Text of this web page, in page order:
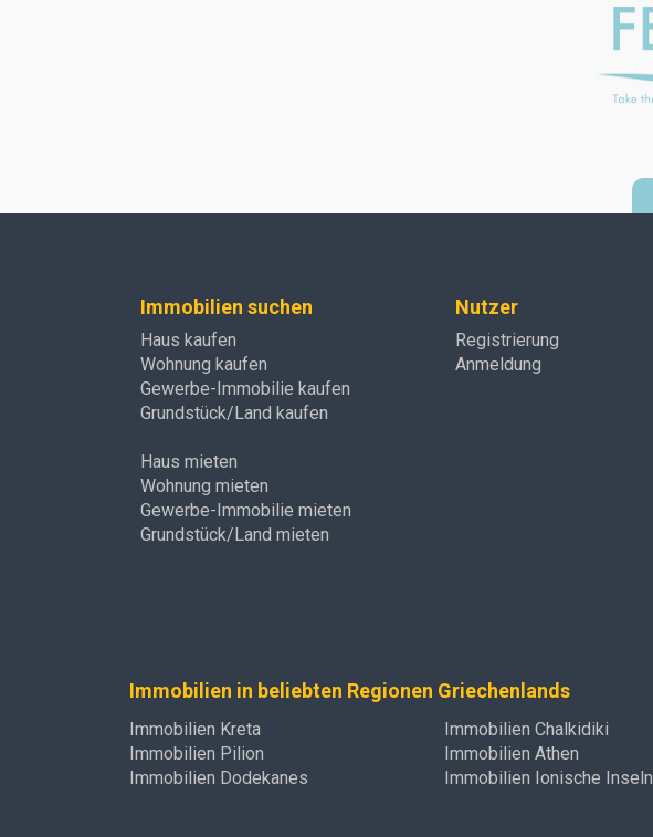
Immobilien suchen
Haus kaufen
Wohnung kaufen
Gewerbe-Immobilie kaufen
Grundstück/Land kaufen
Haus mieten
Wohnung mieten
Gewerbe-Immobilie mieten
Grundstück/Land mieten
Nutzer
Registrierung
Anmeldung
Immobilien in beliebten Regionen Griechenlands
Immobilien Kreta Immobilien Chalkidiki
Immobilien Pilion
Immobilien Athen
Immobilien Dodekanes
Immobilien Ionische Inseln